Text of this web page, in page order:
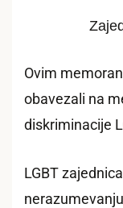
Ovim
obavezali na
diskriminacije
LGBT